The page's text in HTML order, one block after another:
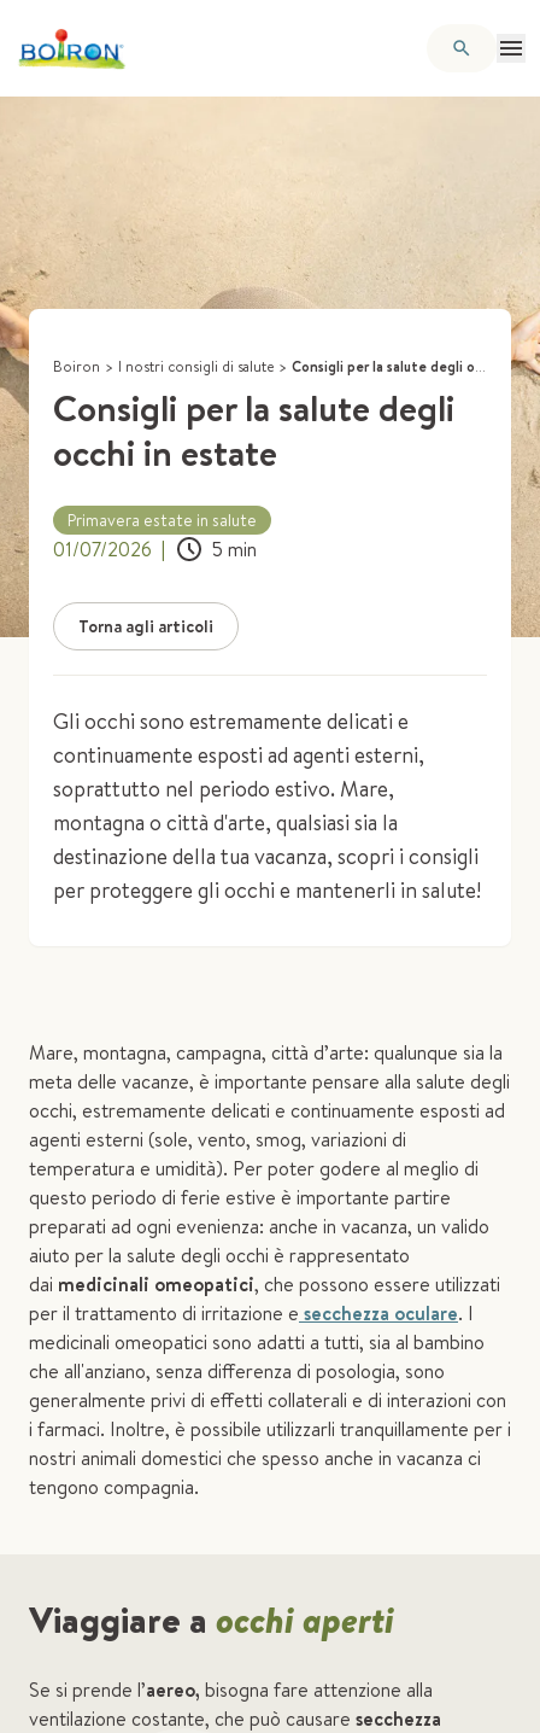
Boiron > I nostri consigli di salute > Consigli per la salute degli occhi in estate
Consigli per la salute degli
occhi in estate
Primavera estate in salute
01/07/2026 | 5 min
Torna agli articoli
Gli occhi sono estremamente delicati e
continuamente esposti ad agenti esterni,
soprattutto nel periodo estivo. Mare,
montagna o città d'arte, qualsiasi sia la
destinazione della tua vacanza, scopri i consigli
per proteggere gli occhi e mantenerli in salute!
Mare, montagna, campagna, città d’arte: qualunque sia la
meta delle vacanze, è importante pensare alla salute degli
occhi, estremamente delicati e continuamente esposti ad
agenti esterni (sole, vento, smog, variazioni di
temperatura e umidità). Per poter godere al meglio di
questo periodo di ferie estive è importante partire
preparati ad ogni evenienza: anche in vacanza, un valido
aiuto per la salute degli occhi è rappresentato
dai medicinali omeopatici, che possono essere utilizzati
per il trattamento di irritazione e secchezza oculare. I
medicinali omeopatici sono adatti a tutti, sia al bambino
che all'anziano, senza differenza di posologia, sono
generalmente privi di effetti collaterali e di interazioni con
i farmaci. Inoltre, è possibile utilizzarli tranquillamente per i
nostri animali domestici che spesso anche in vacanza ci
tengono compagnia.
Viaggiare a occhi aperti
Se si prende l’aereo, bisogna fare attenzione alla
ventilazione costante, che può causare secchezza